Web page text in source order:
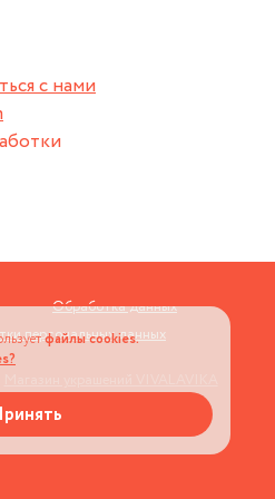
с нами
Обработка данных
персональных данных
файлы cookies.